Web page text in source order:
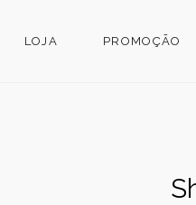
LOJA PROMOÇÃO